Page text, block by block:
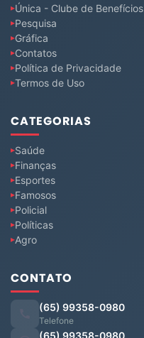
Única - Clube de Benefícios
Pesquisa
Gráfica
Contatos
Política de Privacidade
Termos de Uso
CATEGORIAS
Saúde
Finanças
Esportes
Famosos
Policial
Políticas
Agro
CONTATO
(65) 99358-0980
Telefone